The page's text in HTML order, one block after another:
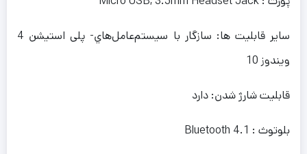
سایر قابلیت ها: سازگار با سيستم‌عامل‌هاي- پلی استیشن 4
ویندوز 10
قابلیت شارژ شدن: دارد
بلوتوث : Bluetooth 4.1